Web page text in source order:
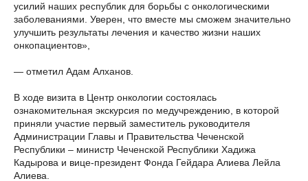
усилий наших республик для борьбы с онкологическими
заболеваниями. Уверен, что вместе мы сможем значительно
улучшить результаты лечения и качество жизни наших
онкопациентов»,
— отметил Адам Алханов.
В ходе визита в Центр онкологии состоялась
ознакомительная экскурсия по медучреждению, в которой
приняли участие первый заместитель руководителя
Администрации Главы и Правительства Чеченской
Республики – министр Чеченской Республики Хадижа
Кадырова и вице-президент Фонда Гейдара Алиева Лейла
Алиева.